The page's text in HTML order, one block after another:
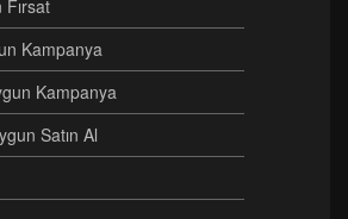
Kampanya
Kampanya
Satın Al